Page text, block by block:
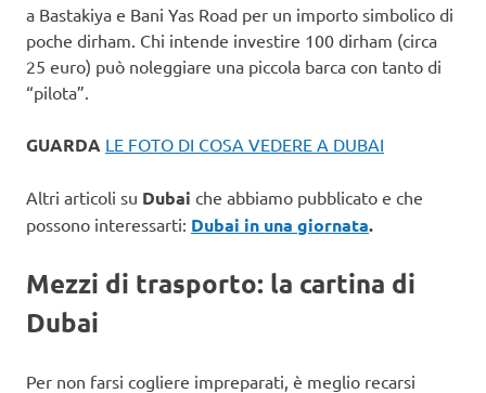
a Bastakiya e Bani Yas Road per un importo simbolico di
poche dirham. Chi intende investire 100 dirham (circa
25 euro) può noleggiare una piccola barca con tanto di
“pilota”.
GUARDA LE FOTO DI COSA VEDERE A DUBAI
Altri articoli su Dubai che abbiamo pubblicato e che
possono interessarti: Dubai in una giornata.
Mezzi di trasporto: la cartina di
Dubai
Per non farsi cogliere impreparati, è meglio recarsi